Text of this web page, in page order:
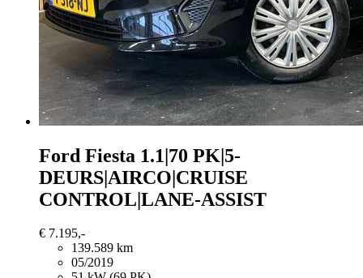
Ford Fiesta 1.1|70 PK|5-
DEURS|AIRCO|CRUISE
CONTROL|LANE-ASSIST
€ 7.195,-
139.589 km
05/2019